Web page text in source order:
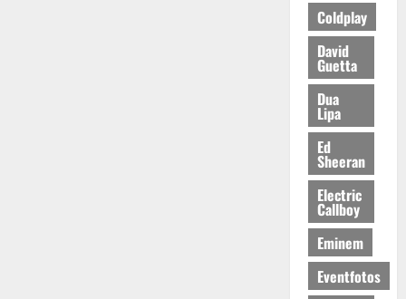
Coldplay
David
Guetta
Dua
Lipa
Ed
Sheeran
Electric
Callboy
Eminem
Eventfotos